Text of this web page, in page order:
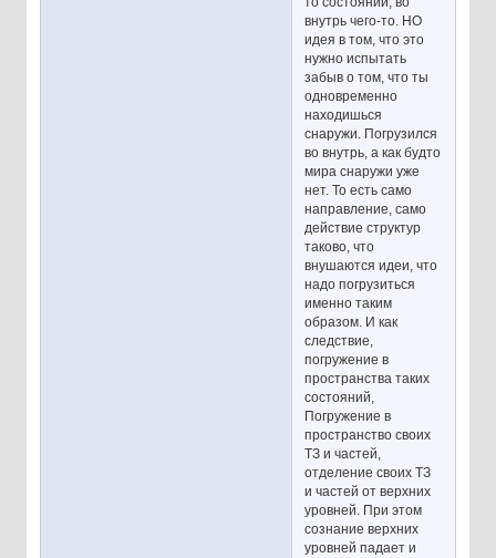
внутрь чего-то. НО
идея в том, что это
нужно испытать
забыв о том, что ты
одновременно
находишься
снаружи. Погрузился
во внутрь, а как будто
мира снаружи уже
нет. То есть само
направление, само
действие структур
таково, что
внушаются идеи, что
надо погрузиться
именно таким
образом. И как
следствие,
погружение в
пространства таких
состояний,
Погружение в
пространство своих
ТЗ и частей,
отделение своих ТЗ
и частей от верхних
уровней. При этом
сознание верхних
уровней падает и